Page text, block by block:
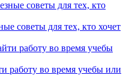
советы для тех, кто хочет
работу во время учебы или